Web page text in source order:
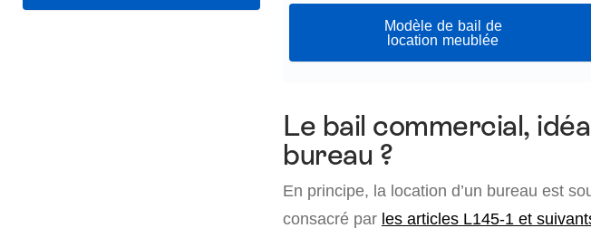
Modèle de bail de
location meublée
Le bail commercial,
bureau ?
En principe, la location d’un bureau est
consacré par les articles L145-1 et